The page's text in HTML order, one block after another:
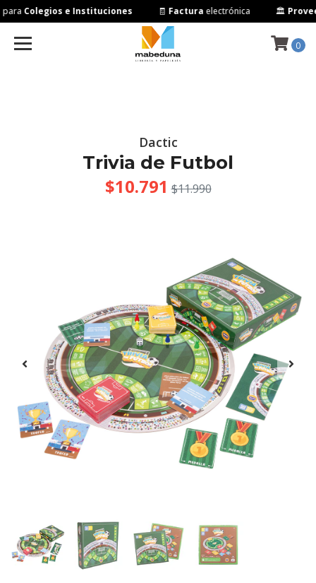
Colegios e Instituciones 🧾Facturaelectrónica 🏛️
0
Dactic
Trivia de Futbol
$10.791 $11.990